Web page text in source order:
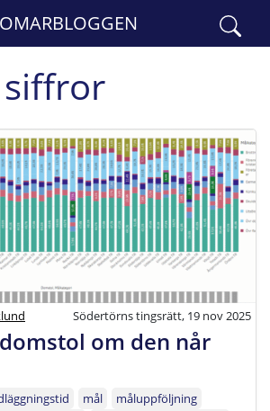
siffror
Södertörns tingsrätt, 19 nov 2025
om den når
mål
måluppföljning